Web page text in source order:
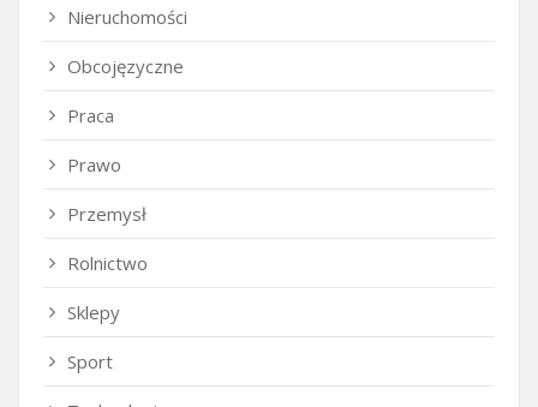
Nieruchomości
Obcojęzyczne
Praca
Prawo
Przemysł
Rolnictwo
Sklepy
Sport